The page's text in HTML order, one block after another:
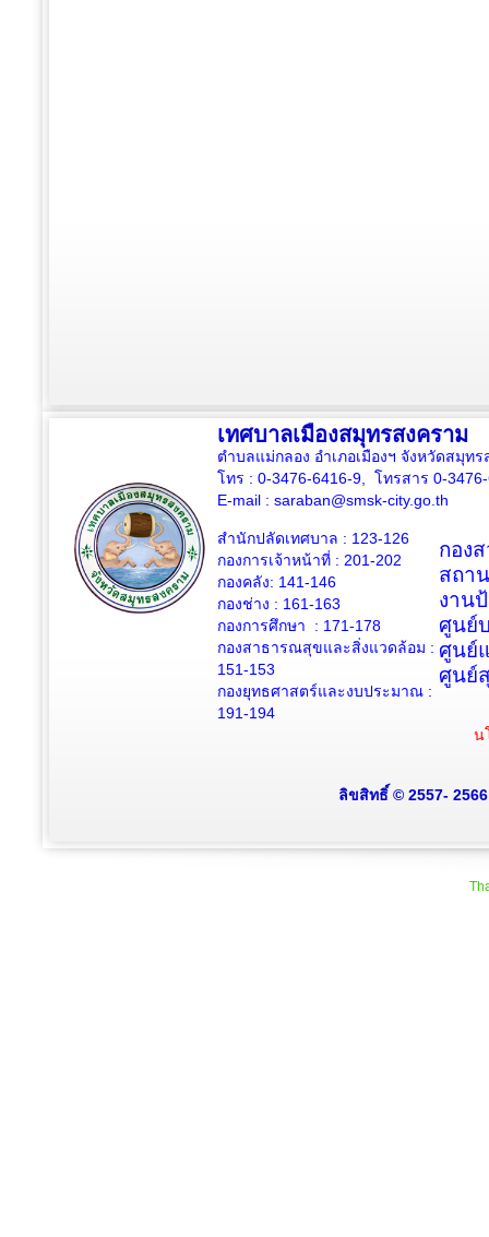
เทศบาลเมืองสมุทรสงคราม
ตำบลแม่กลอง อำเภอเมืองฯ จังหวัดสมุท
โทร : 0-3476-6416-9, โทรสาร 0-
E-mail : saraban@smsk-city.go.th
สำนักปลัดเทศบาล : 123-126
กองการเจ้าหน้าที่ : 201-202
กองคลัง: 141-146
กองช่าง : 161-163
กองการศึกษา : 171-178
กองสาธารณสุขและสิ่งแวดล้อม :
151-153
กองยุทธศาสตร์และงบประมาณ :
191-194
กอง
สถา
งาน
ศูนย์
ศูนย์
ศูนย์
น
ลิขสิทธิ์ © 2557-